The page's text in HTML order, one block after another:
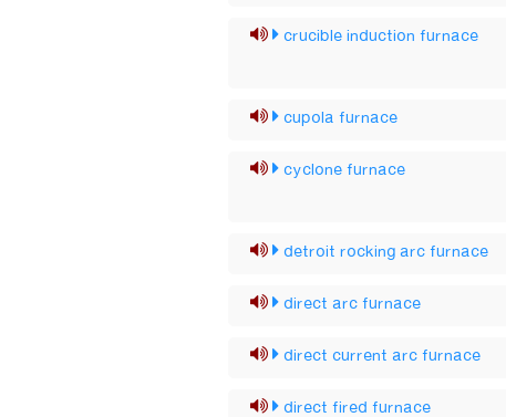
crucible induction furnace
cupola furnace
cyclone furnace
detroit rocking arc furnace
direct arc furnace
direct current arc furnace
direct fired furnace